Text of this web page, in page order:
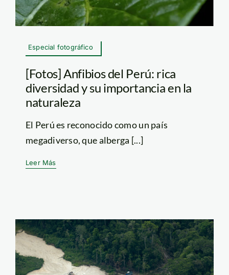
Especial fotográfico
[Fotos] Anfibios del Perú: rica
diversidad y su importancia en la
naturaleza
El Perú es reconocido como un país
megadiverso, que alberga [...]
Leer Más